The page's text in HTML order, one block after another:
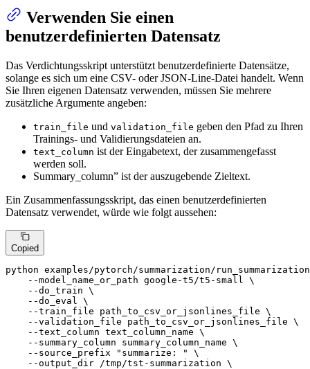
Verwenden Sie einen
benutzerdefinierten Datensatz
Das Verdichtungsskript unterstützt benutzerdefinierte Datensätze,
solange es sich um eine CSV- oder JSON-Line-Datei handelt. Wenn
Sie Ihren eigenen Datensatz verwenden, müssen Sie mehrere
zusätzliche Argumente angeben:
train_file und validation_file geben den Pfad zu Ihren
Trainings- und Validierungsdateien an.
text_column ist der Eingabetext, der zusammengefasst
werden soll.
Summary_column” ist der auszugebende Zieltext.
Ein Zusammenfassungsskript, das einen benutzerdefinierten
Datensatz verwendet, würde wie folgt aussehen:
Copied
python examples/pytorch/summarization/
    --model_name_or_path google-t5/t5-small \
    --do_train \
    --do_eval \
    --train_file path_to_csv_or_jsonlines_file \
    --validation_file path_to_csv_or_jsonlines_file \
    --text_column text_column_name \
    --summary_column summary_column_name \
    --source_prefix
"summarize: "
\
    --output_dir /tmp/tst-summarization \